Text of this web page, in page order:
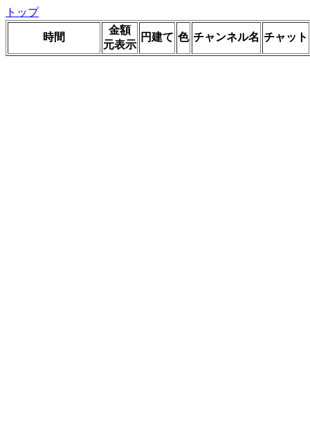
トップ
時間
金額
元表示
円建て 色 チャンネル名 チャット